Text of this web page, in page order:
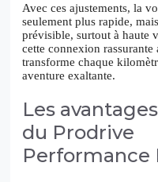
Avec ces ajustements, la
seulement plus rapide,
prévisible, surtout à haute
cette connexion
transforme chaque
aventure exaltante.
Les
du Prodrive
Performance